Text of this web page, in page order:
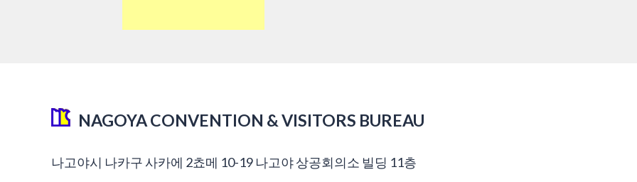
NAGOYA CONVENTION & VISITORS BUREAU
나고야시 나카구 사카에 2쵸메 10-19 나고야 상공회의소 빌딩 11층